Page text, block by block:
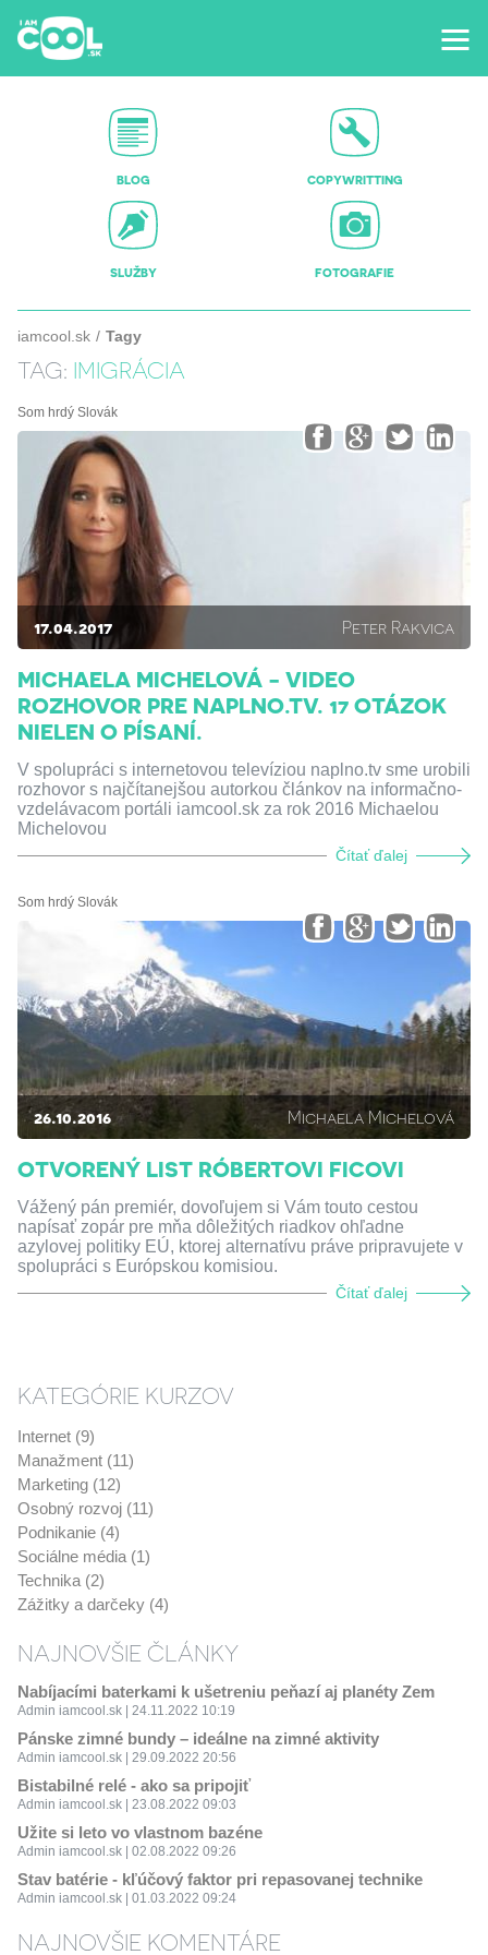
BLOG COPYWRITTING
SLUŽBY FOTOGRAFIE
iamcool.sk Tagy
TAG: IMIGRÁCIA
Som hrdý Slovák
17.04.2017 Peter Rakvica
MICHAELA MICHELOVÁ - VIDEO
ROZHOVOR PRE NAPLNO.TV. 17 OTÁZOK
NIELEN O PÍSANÍ.
V spolupráci s internetovou televíziou naplno.tv sme urobili
rozhovor s najčítanejšou autorkou článkov na informačno-
vzdelávacom portáli iamcool.sk za rok 2016 Michaelou
Michelovou
Čítať ďalej
Som hrdý Slovák
26.10.2016 Michaela Michelová
OTVORENÝ LIST RÓBERTOVI FICOVI
Vážený pán premiér, dovoľujem si Vám touto cestou
napísať zopár pre mňa dôležitých riadkov ohľadne
azylovej politiky EÚ, ktorej alternatívu práve pripravujete v
spolupráci s Európskou komisiou.
Čítať ďalej
KATEGÓRIE KURZOV
Internet (9)
Manažment (11)
Marketing (12)
Osobný rozvoj (11)
Podnikanie (4)
Sociálne média (1)
Technika (2)
Zážitky a darčeky (4)
NAJNOVŠIE ČLÁNKY
Nabíjacími baterkami k ušetreniu peňazí aj planéty Zem
Admin iamcool.sk | 24.11.2022 10:19
Pánske zimné bundy – ideálne na zimné aktivity
Admin iamcool.sk | 29.09.2022 20:56
Bistabilné relé - ako sa pripojiť
Admin iamcool.sk | 23.08.2022 09:03
Užite si leto vo vlastnom bazéne
Admin iamcool.sk | 02.08.2022 09:26
Stav batérie - kľúčový faktor pri repasovanej technike
Admin iamcool.sk | 01.03.2022 09:24
NAJNOVŠIE KOMENTÁRE